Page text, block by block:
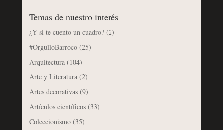
Temas de nuestro interés
¿Y si te cuento un cuadro?(2)
#OrgulloBarroco(25)
Arquitectura(104)
Arte y Literatura(2)
Artes decorativas(9)
Artículos científicos(33)
Coleccionismo(35)